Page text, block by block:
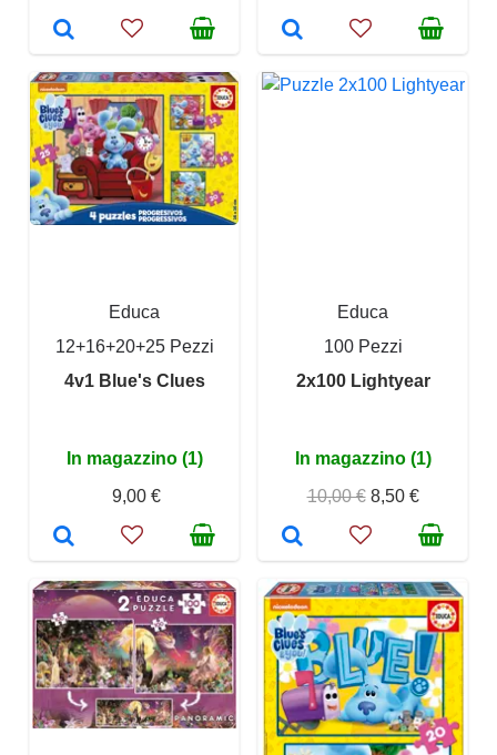
Educa
12+16+20+25 Pezzi
4v1 Blue's Clues
In magazzino (1)
9,00 €
Educa
100 Pezzi
2x100 Lightyear
In magazzino (1)
10,00 € 8,50 €